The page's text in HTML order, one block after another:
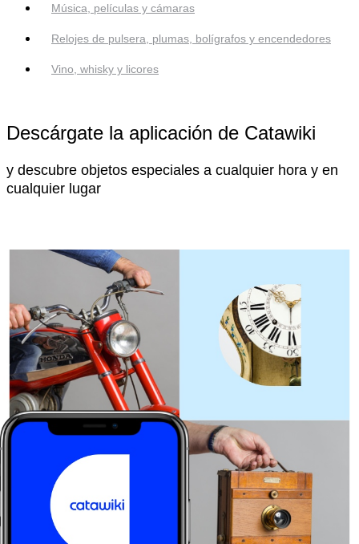
Música, películas y cámaras
Relojes de pulsera, plumas, bolígrafos y encendedores
Vino, whisky y licores
Descárgate la aplicación de Catawiki
y descubre objetos especiales a cualquier hora y en
cualquier lugar